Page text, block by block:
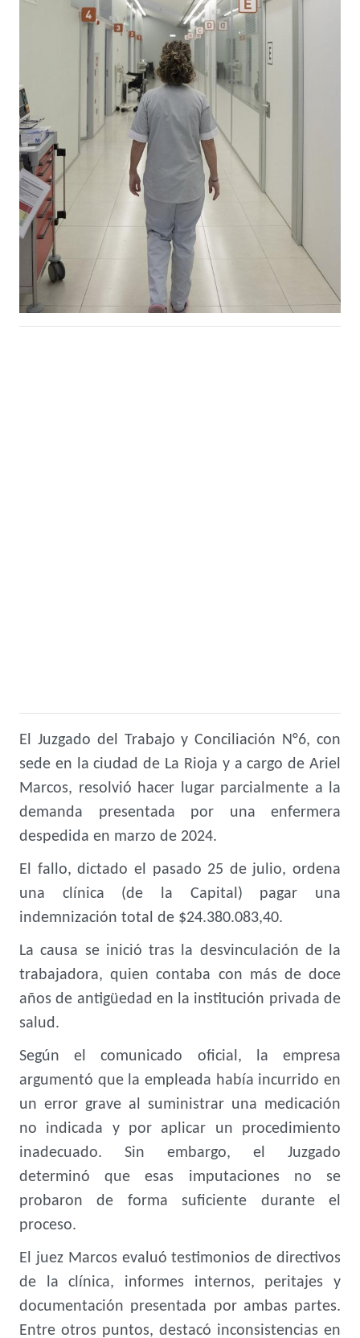
El Juzgado del Trabajo y Conciliación N°6, con
sede en la ciudad de La Rioja y a cargo de Ariel
Marcos, resolvió hacer lugar parcialmente a la
demanda presentada por una enfermera
despedida en marzo de 2024.
El fallo, dictado el pasado 25 de julio, ordena
una clínica (de la Capital) pagar una
indemnización total de $24.380.083,40.
La causa se inició tras la desvinculación de la
trabajadora, quien contaba con más de doce
años de antigüedad en la institución privada de
salud.
Según el comunicado oficial, la empresa
argumentó que la empleada había incurrido en
un error grave al suministrar una medicación
no indicada y por aplicar un procedimiento
inadecuado. Sin embargo, el Juzgado
determinó que esas imputaciones no se
probaron de forma suficiente durante el
proceso.
El juez Marcos evaluó testimonios de directivos
de la clínica, informes internos, peritajes y
documentación presentada por ambas partes.
Entre otros puntos, destacó inconsistencias en